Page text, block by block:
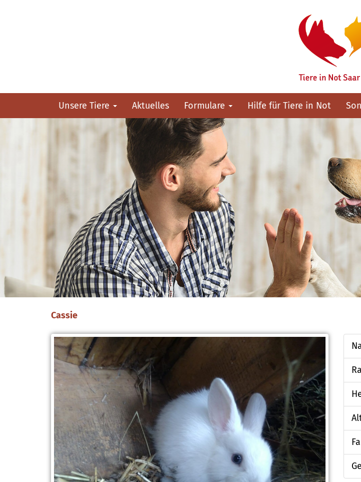
Unsere Tiere Aktuelles Formulare Hilfe für Tiere in Not
Cassie